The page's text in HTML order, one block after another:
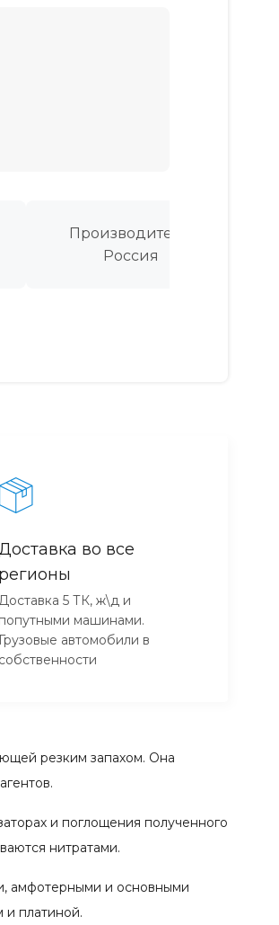
Производитель:
Россия
во все
регионы
Доставка 5 ТК, ж\д и
попутными машинами.
Грузовые автомобили в
собственности
резким запахом. Она
и поглощения полученного
нитратами.
амфотерными и основными
и платиной.